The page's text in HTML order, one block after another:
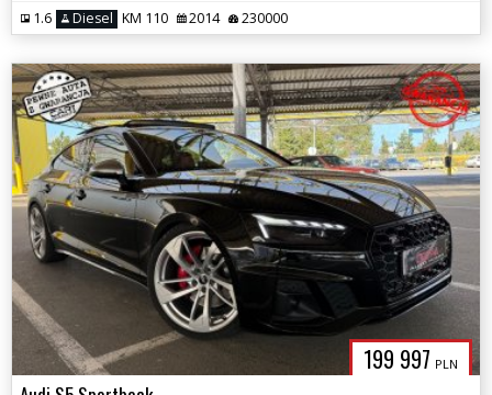
1.6 Diesel KM 110 2014 230000
199 997 PLN